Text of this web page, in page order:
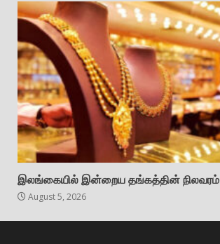
இலங்கையில் இன்றைய தங்கத்தின் நிலவரம்
August 5, 2026